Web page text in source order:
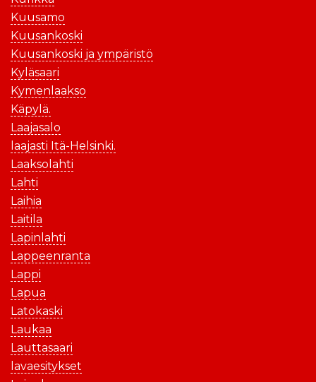
Kuusamo
Kuusankoski
Kuusankoski ja ympäristö
Kyläsaari
Kymenlaakso
Käpylä.
Laajasalo
laajasti Itä-Helsinki.
Laaksolahti
Lahti
Laihia
Laitila
Lapinlahti
Lappeenranta
Lappi
Lapua
Latokaski
Laukaa
Lauttasaari
lavaesitykset